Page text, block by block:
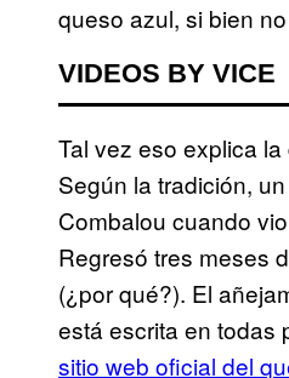
queso azul, si bien
VIDEOS BY VICE
Tal vez eso explica
Según la tradición,
Combalou cuando
Regresó tres meses
(¿por qué?). El
está escrita en todas
sitio web oficial del